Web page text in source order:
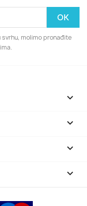
molimo pronađite



keyboard_arrow_down